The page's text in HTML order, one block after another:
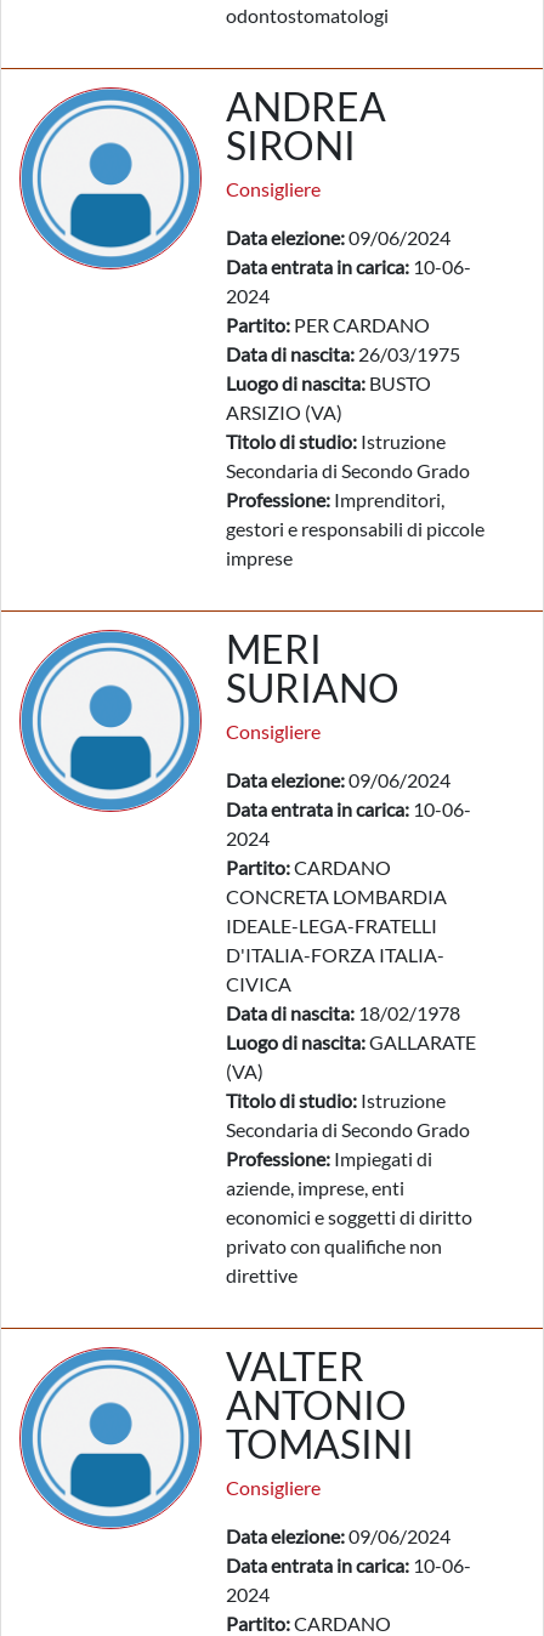
odontostomatologi
ANDREA
SIRONI
Consigliere
Data elezione:09/06/2024
Data entrata in carica: 10-06-
2024
Partito: PER CARDANO
Data di nascita: 26/03/1975
Luogo di nascita: BUSTO
ARSIZIO (VA)
Titolo di studio: Istruzione
Secondaria di Secondo Grado
Professione: Imprenditori,
gestori e responsabili di piccole
imprese
MERI
SURIANO
Consigliere
Data elezione:09/06/2024
Data entrata in carica: 10-06-
2024
Partito:CARDANO
CONCRETA LOMBARDIA
IDEALE-LEGA-FRATELLI
D'ITALIA-FORZA ITALIA-
CIVICA
Data di nascita: 18/02/1978
Luogo di nascita:GALLARATE
(VA)
Titolo di studio: Istruzione
Secondaria di Secondo Grado
Professione: Impiegati di
aziende, imprese, enti
economici e soggetti di diritto
privato con qualifiche non
direttive
VALTER
ANTONIO
TOMASINI
Consigliere
Data elezione:09/06/2024
Data entrata in carica: 10-06-
2024
Partito:CARDANO